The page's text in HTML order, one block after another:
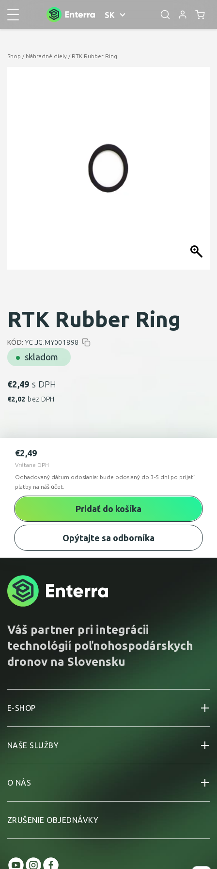
SK
Shop / Náhradné diely / RTK Rubber Ring
RTK Rubber Ring
skladom
KÓD: YC.JG.MY001898
€2,49 s DPH
€2,02 bez DPH
Odhadovaný dátum odoslania: bude odoslaný do 3-5 dní po prijatí
platby na náš účet.
€2,49
Vrátane DPH
Pridať do košíka
Opýtajte sa odborníka
Váš partner pri integrácii
technológií poľnohospodárskych
dronov na Slovensku
E-SHOP
NAŠE SLUŽBY
O NÁS
ZRUŠENIE OBJEDNÁVKY